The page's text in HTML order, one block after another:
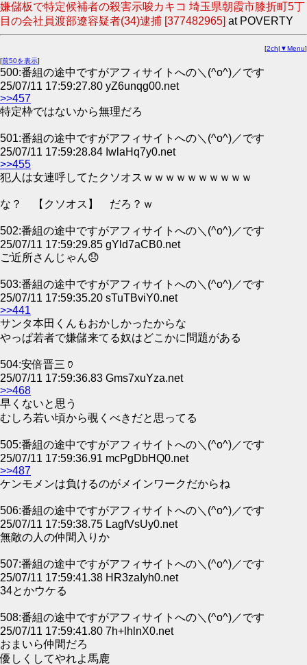
嫌儲板で特定候補者の殺害示唆カキコ 埼玉県朝霞市膝折町5丁
目の会社員渡部遼容疑者(34)逮捕 [377482965] at POVERTY
[2ch| ▼Menu]
[前50を表示]
500:番組の途中ですがアフィサイトへの＼(^o^)／です
25/07/11 17:59:27.80 yZ6unqg00.net
>>457
特定枠ではないから無理だろ
501:番組の途中ですがアフィサイトへの＼(^o^)／です
25/07/11 17:59:28.84 IwlaHq7y0.net
>>455
犯人は女連呼してたクソオスｗｗｗｗｗｗｗｗｗｗ
な？ 【クソオス】 だろ？ｗ
502:番組の途中ですがアフィサイトへの＼(^o^)／です
25/07/11 17:59:29.85 gYld7aCB0.net
ご近所さんじゃん😞
503:番組の途中ですがアフィサイトへの＼(^o^)／です
25/07/11 17:59:35.20 sTuTBviY0.net
>>441
サンタ本田くんもおかしかったからな
やっぱ若者で嫌儲来てる奴はどこかに問題がある
504:安倍晋三🏺
25/07/11 17:59:36.83 Gms7xuYza.net
>>468
早くないと思う
むしろ若い頃から覗くべきだと思ってる
505:番組の途中ですがアフィサイトへの＼(^o^)／です
25/07/11 17:59:36.91 mcPgDbHQ0.net
>>487
ケンモメンは負けるのがメインワークだからね
506:番組の途中ですがアフィサイトへの＼(^o^)／です
25/07/11 17:59:38.75 LagfVsUy0.net
無敵の人の仲間入りか
507:番組の途中ですがアフィサイトへの＼(^o^)／です
25/07/11 17:59:41.38 HR3zaIyh0.net
34とかウケる
508:番組の途中ですがアフィサイトへの＼(^o^)／です
25/07/11 17:59:41.80 7h+lhlnX0.net
おまいら仲間だろ
優しくしてやれよ馬鹿